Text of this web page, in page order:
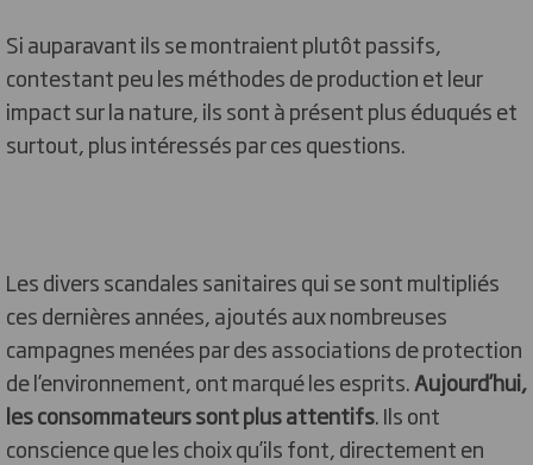
Si auparavant ils se montraient plutôt passifs,
contestant peu les méthodes de production et leur
impact sur la nature, ils sont à présent plus éduqués et
surtout, plus intéressés par ces questions.
Les divers scandales sanitaires qui se sont multipliés
ces dernières années, ajoutés aux nombreuses
campagnes menées par des associations de protection
de l’environnement, ont marqué les esprits.Aujourd’hui,
les consommateurs sont plus attentifs. Ils ont
conscience que les choix qu’ils font, directement en